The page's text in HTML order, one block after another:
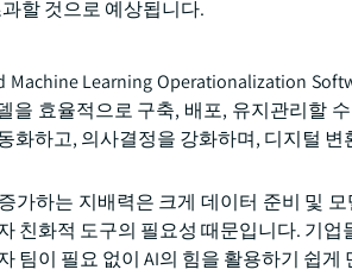
과할 것으로 예상됩니다.
Machine Learning Operationalization
을 효율적으로 구축, 배포, 유지관리할
화하고, 의사결정을 강화하며, 디지털
가하는 지배력은 크게 데이터 준비 및
친화적 도구의 필요성 때문입니다. 기
팀이 필요 없이 AI의 힘을 활용하기 쉽게